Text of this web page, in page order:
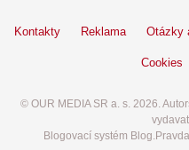
Kontakty Reklama Otázky
Cookies
© OUR MEDIA SR a. s. 2026.
Blogovací systém